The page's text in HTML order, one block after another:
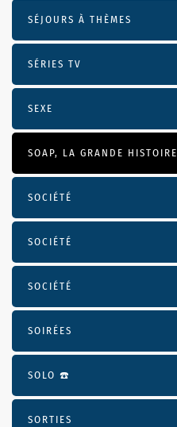
SÉJOURS À THÈMES
SÉRIES TV
SEXE
SOAP, LA GRANDE HISTOIRE
SOCIÉTÉ
SOCIÉTÉ
SOCIÉTÉ
SOIRÉES
SOLO ☎️
SORTIES